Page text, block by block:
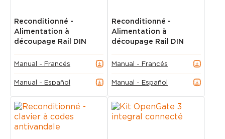
Reconditionné -
Alimentation à
découpage Rail DIN
Manual - Francés
Manual - Español
Reconditionné -
Alimentation à
découpage Rail DIN
Manual - Francés
Manual - Español